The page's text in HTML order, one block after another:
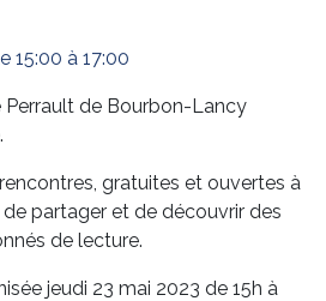
15:00 à 17:00
Perrault de Bourbon-Lancy
gratuites et ouvertes à
de partager et de découvrir des
de lecture.
jeudi 23 mai 2023 de 15h à